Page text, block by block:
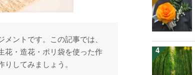
ントです。この記事では、
花・造花・ポリ袋を使った作
してみましょう。
4